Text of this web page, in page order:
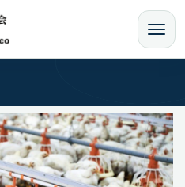
MENU